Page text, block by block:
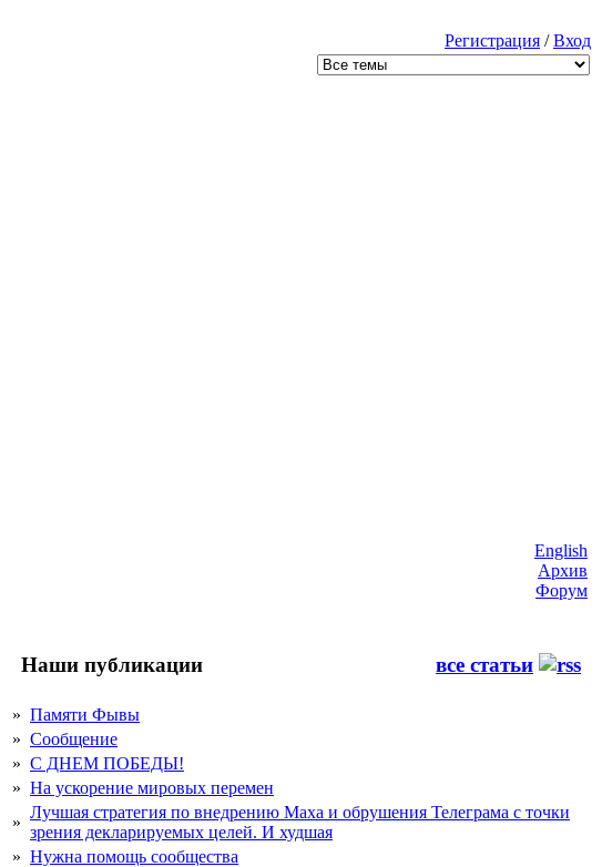
Регистрация /Вход
English
Архив
Форум
Наши публикации все статьи
» Памяти Фывы
» Сообщение
» С ДНЕМ ПОБЕДЫ!
» На ускорение мировых перемен
»
Лучшая стратегия по внедрению Маха и обрушения Телеграма с точки
зрения декларируемых целей. И худшая
» Нужна помощь сообщества